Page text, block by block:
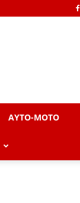
AYTO-ΜOTO